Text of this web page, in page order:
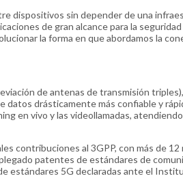
dispositivos sin depender de una
de gran alcance para la seguridad
la forma en que abordamos la
de antenas de transmisión
drásticamente más confiable y
en vivo y las videollamadas,
contribuciones al 3GPP, con más de 12
patentes de estándares de
estándares 5G declaradas ante el